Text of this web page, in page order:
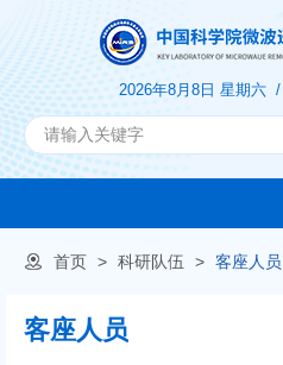
2026年8月8日 星期六 /
首页 > 科研队伍 > 客座人员
客座人员